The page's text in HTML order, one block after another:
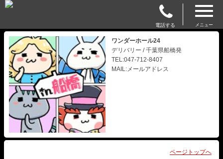
電話する メニュー
ワンダーホール24
デリバリー / 千葉県船橋発
TEL:047-712-8407
MAIL:メールアドレス
ページトップへ